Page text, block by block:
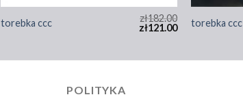
torebka ccc zł182.00
zł121.00 torebka ccc
POLITYKA